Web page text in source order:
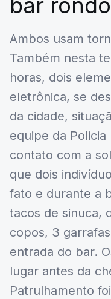
bar
Ambos usam
Também nesta
horas, dois
eletrônica, se
da cidade,
equipe da
contato com a
que dois
fato e durante a
tacos de sinuca,
copos, 3
entrada do bar.
lugar antes da
Patrulhamento